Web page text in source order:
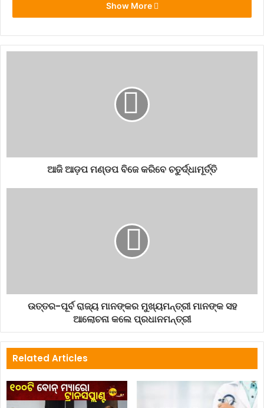
highest reported in a single day
Show More
ଆଜି ଆଡ଼ପ ମଣ୍ଡପ ବିଜେ କରିବେ ଚତୁର୍ଦ୍ଧାମୂର୍ତ୍ତି
ଉତ୍ତର-ପୂର୍ବ ରାଜ୍ୟ ମାନଙ୍କର ମୁଖ୍ୟମନ୍ତ୍ରୀ ମାନଙ୍କ ସହ
ଆଲୋଚନା କଲେ ପ୍ରଧାନମନ୍ତ୍ରୀ
Related Articles